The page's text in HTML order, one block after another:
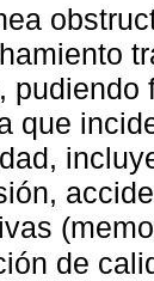
pudiendo
que
de